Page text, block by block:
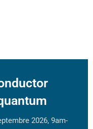
2026, 9am-